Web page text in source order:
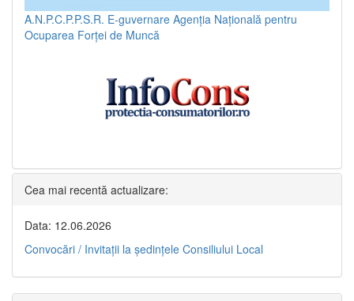
A.N.P.C.P.P.S.R. E-guvernare Agenția Națională pentru
Ocuparea Forței de Muncă
Cea mai recentă actualizare:
Data: 12.06.2026
Convocări / Invitaţii la şedinţele Consiliului Local